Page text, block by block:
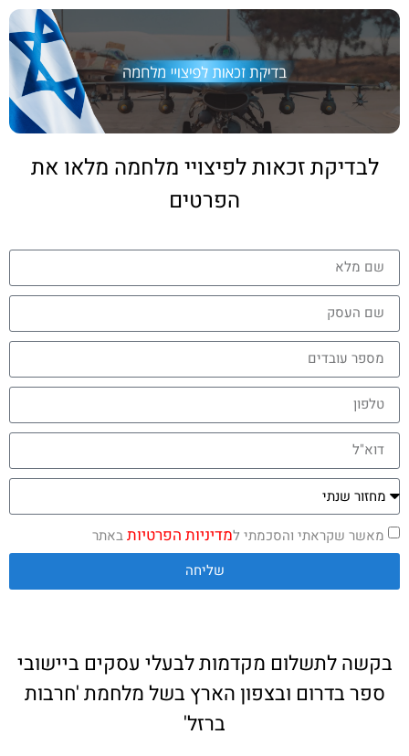
לבדיקת זכאות לפיצויי מלחמה מלאו את
הפרטים
מאשר שקראתי והסכמתי למדיניות הפרטיותבאתר
שליחה
בקשה לתשלום מקדמות לבעלי עסקים ביישובי
ספר בדרום ובצפון הארץ בשל מלחמת 'חרבות
ברזל'